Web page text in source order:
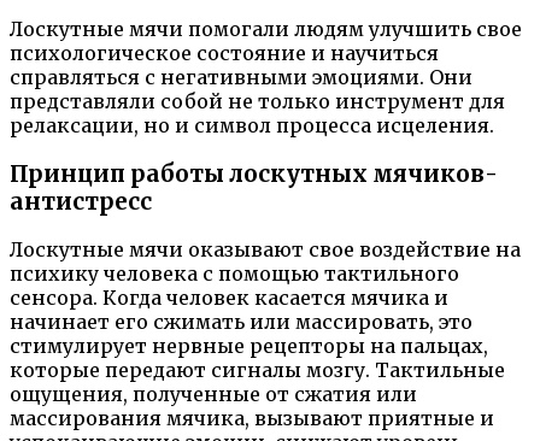
Лоскутные мячи помогали людям улучшить свое
психологическое состояние и научиться
справляться с негативными эмоциями. Они
представляли собой не только инструмент для
релаксации, но и символ процесса исцеления.
Принцип работы лоскутных мячиков-
антистресс
Лоскутные мячи оказывают свое воздействие на
психику человека с помощью тактильного
сенсора. Когда человек касается мячика и
начинает его сжимать или массировать, это
стимулирует нервные рецепторы на пальцах,
которые передают сигналы мозгу. Тактильные
ощущения, полученные от сжатия или
массирования мячика, вызывают приятные и